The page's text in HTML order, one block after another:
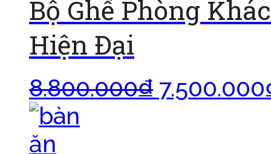
Bộ Ghế Phòng
Hiện Đại
8.800.000₫ 7.500.000